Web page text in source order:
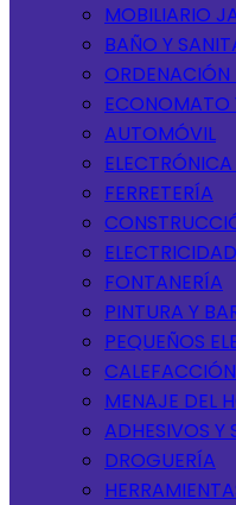
MOBILIARIO
BAÑO Y
ORDENACIÓN
ECONOMATO
AUTOMÓVIL
FERRETERÍA
ELECTRICIDAD
FONTANERÍA
PINTURA Y
PEQUEÑOS
MENAJE DEL
ADHESIVOS Y
DROGUERÍA